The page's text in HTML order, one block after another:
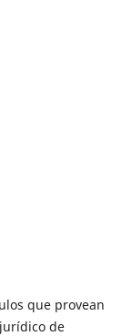
que provean
de